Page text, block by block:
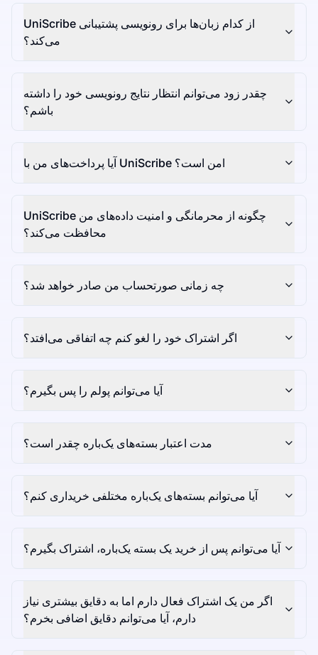
UniScribe از کدام زبان‌ها برای رونویسی پشتیبانی
می‌کند؟
چقدر زود می‌توانم انتظار نتایج رونویسی خود را داشته
باشم؟
آیا پرداخت‌های من با UniScribe امن است؟
UniScribe چگونه از محرمانگی و امنیت داده‌های من
محافظت می‌کند؟
چه زمانی صورتحساب من صادر خواهد شد؟
اگر اشتراک خود را لغو کنم چه اتفاقی می‌افتد؟
آیا می‌توانم پولم را پس بگیرم؟
مدت اعتبار بسته‌های یک‌باره چقدر است؟
آیا می‌توانم بسته‌های یک‌باره مختلفی خریداری کنم؟
آیا می‌توانم پس از خرید یک بسته یک‌باره، اشتراک بگیرم؟
اگر من یک اشتراک فعال دارم اما به دقایق بیشتری نیاز
دارم، آیا می‌توانم دقایق اضافی بخرم؟